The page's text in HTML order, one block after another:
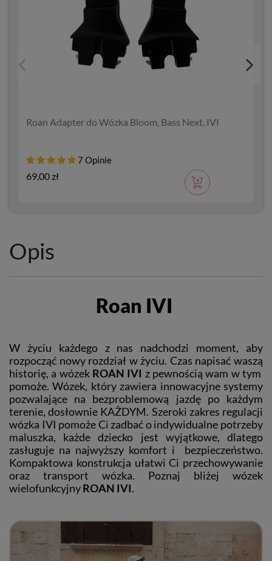
Roan Adapter do Wózka Bloom, Bass Next, IVI
7 Opinie
69,00 zł
Opis
Roan IVI
W życiu każdego z nas nadchodzi moment, aby
rozpocząć nowy rozdział w życiu. Czas napisać waszą
historię, a wózek ROAN IVI z pewnością wam w tym
pomoże. Wózek, który zawiera innowacyjne systemy
pozwalające na bezproblemową jazdę po każdym
terenie, dosłownie KAŻDYM. Szeroki zakres regulacji
wózka IVI pomoże Ci zadbać o indywidualne potrzeby
maluszka, każde dziecko jest wyjątkowe, dlatego
zasługuje na najwyższy komfort i bezpieczeństwo.
Kompaktowa konstrukcja ułatwi Ci przechowywanie
oraz transport wózka. Poznaj bliżej wózek
wielofunkcyjnyROAN IVI.